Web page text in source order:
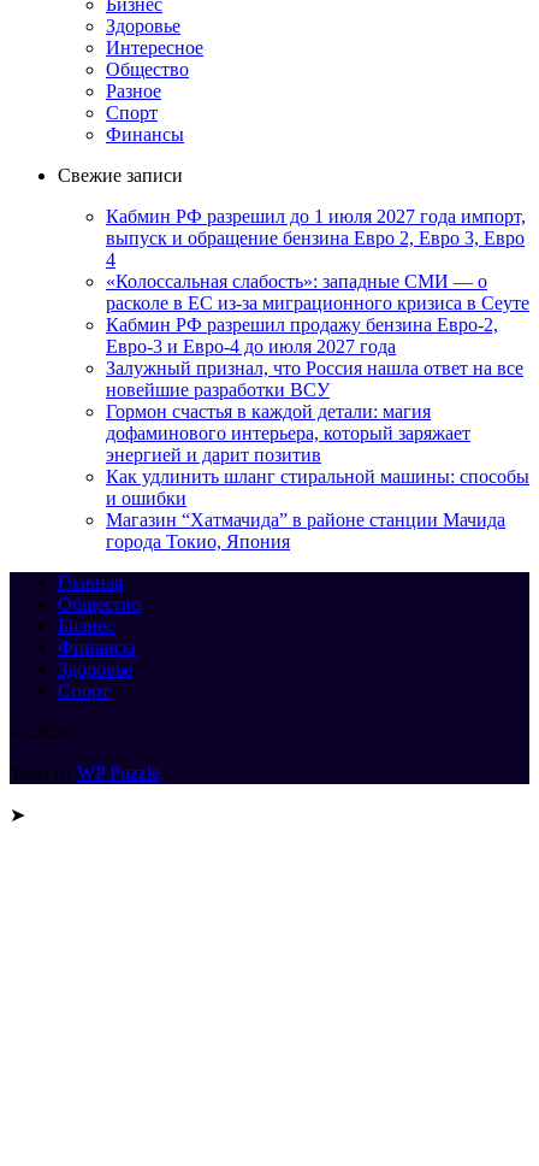
Здоровье
Интересное
Общество
Разное
Спорт
Финансы
Свежие записи
Кабмин РФ разрешил до 1 июля 2027 года импорт,
выпуск и обращение бензина Евро 2, Евро 3, Евро
4
«Колоссальная слабость»: западные СМИ — о
расколе в ЕС из-за миграционного кризиса в Сеуте
Кабмин РФ разрешил продажу бензина Евро-2,
Евро-3 и Евро-4 до июля 2027 года
Залужный признал, что Россия нашла ответ на все
новейшие разработки ВСУ
Гормон счастья в каждой детали: магия
дофаминового интерьера, который заряжает
энергией и дарит позитив
Как удлинить шланг стиральной машины: способы
и ошибки
Магазин “Хатмачида” в районе станции Мачида
города Токио, Япония
Главная
Общество
Бизнес
Финансы
Здоровье
Спорт
© 2026
Тема от WP Puzzle
➤